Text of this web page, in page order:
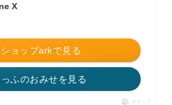
X
ョップarkで見る
ふのおみせを見る
ポチップ